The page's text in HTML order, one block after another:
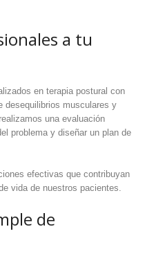
a tu
en terapia postural con
desequilibrios musculares y
una evaluación
problema y diseñar un plan de
efectivas que contribuyan
vida de nuestros pacientes.
de